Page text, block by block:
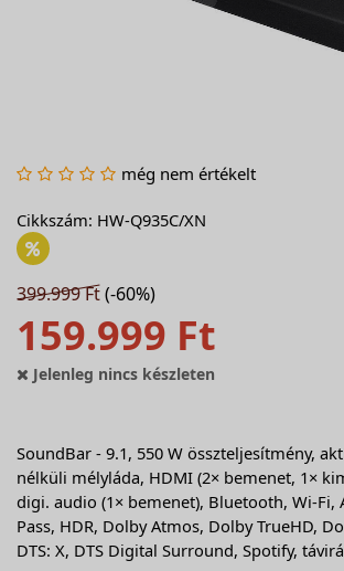
még nem értékelt
Cikkszám: HW-Q935C/XN
399.999 Ft(-60%)
159.999 Ft
Jelenleg nincs készleten
SoundBar - 9.1, 550 W összteljesítmény,
nélküli mélyláda, HDMI (2× bemenet, 1×
digi. audio (1× bemenet), Bluetooth, Wi-Fi,
Pass, HDR, Dolby Atmos, Dolby TrueHD,
DTS: X, DTS Digital Surround, Spotify,